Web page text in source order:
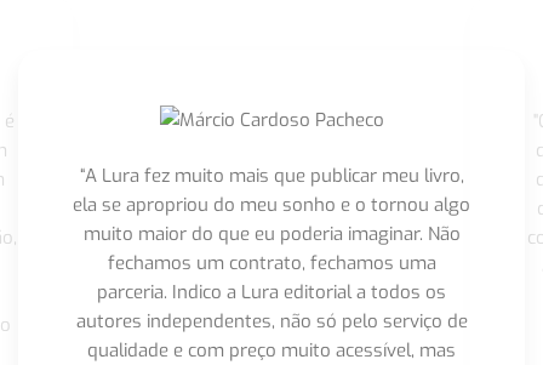
“A Lura fez muito mais que publicar meu livro,
ela se apropriou do meu sonho e o tornou algo
muito maior do que eu poderia imaginar. Não
fechamos um contrato, fechamos uma
parceria. Indico a Lura editorial a todos os
autores independentes, não só pelo serviço de
qualidade e com preço muito acessível, mas